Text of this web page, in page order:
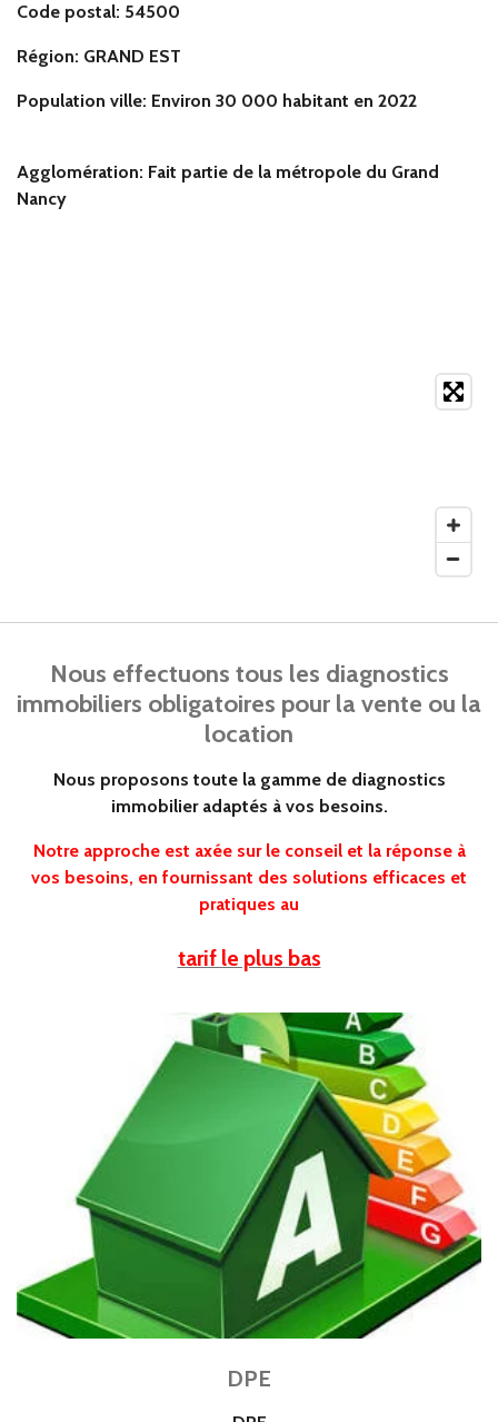
Code postal: 54500
Région: GRAND EST
Population ville: Environ 30 000 habitant en 2022
Agglomération: Fait partie de la métropole du Grand
Nancy
Nous effectuons tous les diagnostics
immobiliers obligatoires pour la vente ou la
location
Nous proposons toute la gamme de diagnostics
immobilier adaptés à vos besoins.
Notre approche est axée sur le conseil et la réponse à
vos besoins, en fournissant des solutions efficaces et
pratiques au
tarif le plus bas
DPE